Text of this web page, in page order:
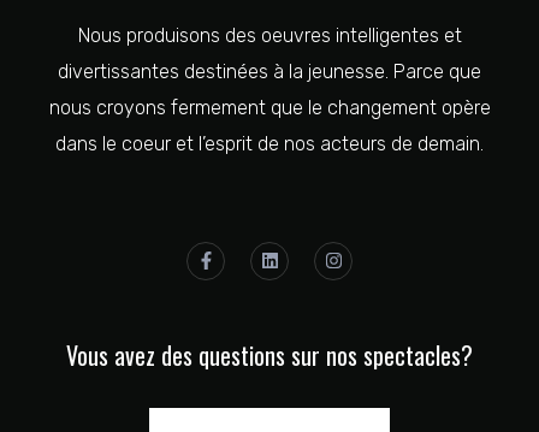
Nous produisons des oeuvres intelligentes et
divertissantes destinées à la jeunesse. Parce que
nous croyons fermement que le changement opère
dans le coeur et l’esprit de nos acteurs de demain.
Vous avez des questions sur nos spectacles?